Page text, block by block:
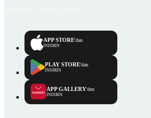
APP STORE'dan
İNDİRİN
PLAY STORE'dan
İNDİRİN
APP GALLERY'den
İNDİRİN